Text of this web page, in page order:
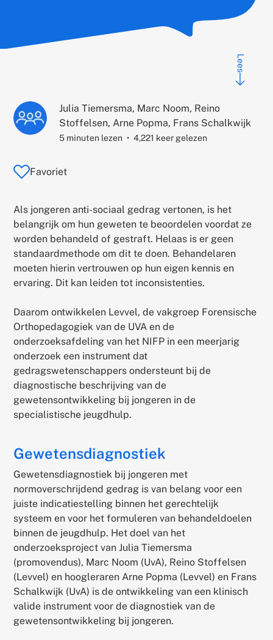
Lees
Auteur:
Julia Tiemersma, Marc Noom, Reino
Stoffelsen, Arne Popma, Frans Schalkwijk
5 minuten lezen 4,221 keer gelezen
Favoriet
Als jongeren anti-sociaal gedrag vertonen, is het
belangrijk om hun geweten te beoordelen voordat ze
worden behandeld of gestraft. Helaas is er geen
standaardmethode om dit te doen. Behandelaren
moeten hierin vertrouwen op hun eigen kennis en
ervaring. Dit kan leiden tot inconsistenties.
Daarom ontwikkelen Levvel, de vakgroep Forensische
Orthopedagogiek van de UVA en de
onderzoeksafdeling van het NIFP in een meerjarig
onderzoek een instrument dat
gedragswetenschappers ondersteunt bij de
diagnostische beschrijving van de
gewetensontwikkeling bij jongeren in de
specialistische jeugdhulp.
Gewetensdiagnostiek
Gewetensdiagnostiek bij jongeren met
normoverschrijdend gedrag is van belang voor een
juiste indicatiestelling binnen het gerechtelijk
systeem en voor het formuleren van behandeldoelen
binnen de jeugdhulp. Het doel van het
onderzoeksproject van Julia Tiemersma
(promovendus), Marc Noom (UvA), Reino Stoffelsen
(Levvel) en hoogleraren Arne Popma (Levvel) en Frans
Schalkwijk (UvA) is de ontwikkeling van een klinisch
valide instrument voor de diagnostiek van de
gewetensontwikkeling bij jongeren.